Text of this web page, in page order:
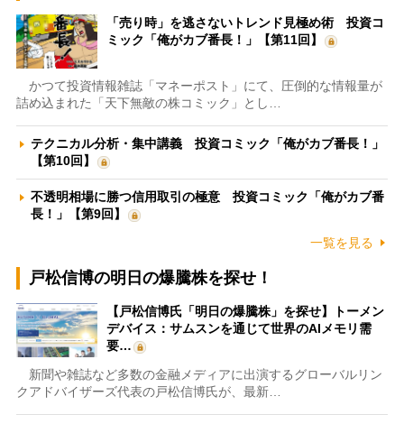
「売り時」を逃さないトレンド見極め術 投資コ
ミック「俺がカブ番長！」【第11回】
かつて投資情報雑誌「マネーポスト」にて、圧倒的な情報量が
詰め込まれた「天下無敵の株コミック」とし…
テクニカル分析・集中講義 投資コミック「俺がカブ番長！」
【第10回】
不透明相場に勝つ信用取引の極意 投資コミック「俺がカブ番
長！」【第9回】
一覧を見る
戸松信博の明日の爆騰株を探せ！
【戸松信博氏「明日の爆騰株」を探せ】トーメン
デバイス：サムスンを通じて世界のAIメモリ需
要…
新聞や雑誌など多数の金融メディアに出演するグローバルリン
クアドバイザーズ代表の戸松信博氏が、最新…